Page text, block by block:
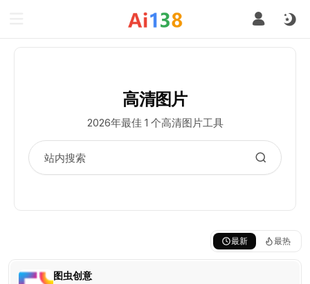
高清图片
2026年最佳 1 个高清图片工具
最新 最热
图虫创意